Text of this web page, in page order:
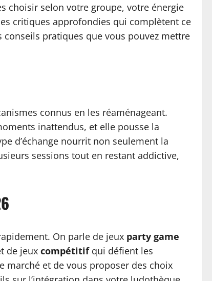
choisir selon votre groupe, votre énergie
critiques approfondies qui complètent ce
pratiques que vous pouvez mettre
connus en les réaménageant.
inattendus, et elle pousse la
d’échange nourrit non seulement la
sessions tout en restant addictive,
On parle de jeux party game
de jeux compétitifqui défient les
marché et de vous proposer des choix